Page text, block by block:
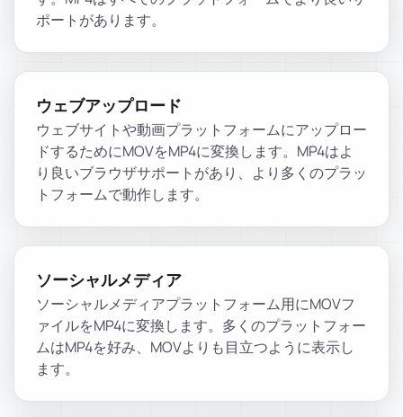
ポートがあります。
ウェブアップロード
ウェブサイトや動画プラットフォームにアップロー
ドするためにMOVをMP4に変換します。MP4はよ
り良いブラウザサポートがあり、より多くのプラッ
トフォームで動作します。
ソーシャルメディア
ソーシャルメディアプラットフォーム用にMOVフ
ァイルをMP4に変換します。多くのプラットフォー
ムはMP4を好み、MOVよりも目立つように表示し
ます。